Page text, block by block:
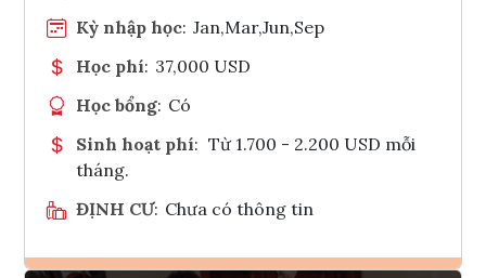
Kỳ nhập học: Jan,Mar,Jun,Sep
Học phí: 37,000 USD
Học bổng: Có
Sinh hoạt phí: Từ 1.700 - 2.200 USD mỗi
tháng.
ĐỊNH CƯ: Chưa có thông tin